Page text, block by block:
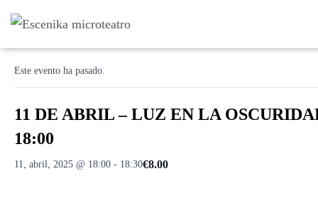
Este evento ha pasado.
11 DE ABRIL – LUZ EN LA
18:00
11, abril, 2025 @ 18:00 - 18:30€8.00